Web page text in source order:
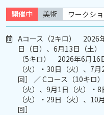
開催中 美術 ワークシ
Aコース（2キロ） 2026
日（日）、6月13日（土
（5キロ） 2026年6月16
（火）・30日（火）、7
回］ ／ Cコース（10キロ
（火）、9月1日（火）・
（火）・29日（火）、10
回］